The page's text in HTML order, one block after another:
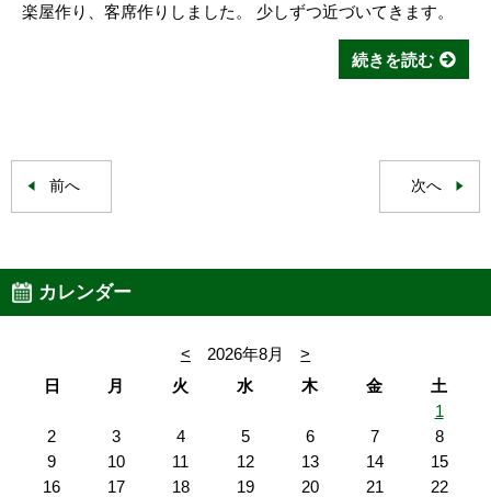
楽屋作り、客席作りしました。 少しずつ近づいてきます。
続きを読む
前へ 次へ
カレンダー
< 2026年8月
>
日
月 火 水 木 金
土
1
2
3 4 5 6 7
8
9
10 11 12 13 14
15
16
17 18 19 20 21
22